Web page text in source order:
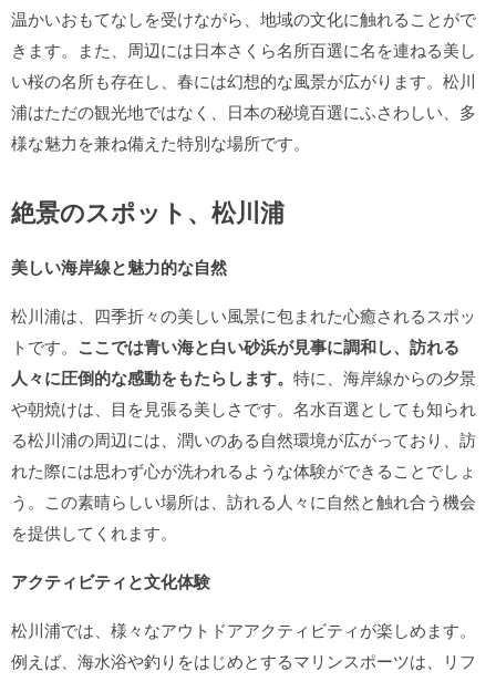
温かいおもてなしを受けながら、地域の文化に触れることがで
きます。また、周辺には日本さくら名所百選に名を連ねる美し
い桜の名所も存在し、春には幻想的な風景が広がります。松川
浦はただの観光地ではなく、日本の秘境百選にふさわしい、多
様な魅力を兼ね備えた特別な場所です。
絶景のスポット、松川浦
美しい海岸線と魅力的な自然
松川浦は、四季折々の美しい風景に包まれた心癒されるスポッ
トです。 ここでは青い海と白い砂浜が見事に調和し、訪れる
人々に圧倒的な感動をもたらします。 特に、海岸線からの夕景
や朝焼けは、目を見張る美しさです。名水百選としても知られ
る松川浦の周辺には、潤いのある自然環境が広がっており、訪
れた際には思わず心が洗われるような体験ができることでしょ
う。この素晴らしい場所は、訪れる人々に自然と触れ合う機会
を提供してくれます。
アクティビティと文化体験
松川浦では、様々なアウトドアアクティビティが楽しめます。
例えば、海水浴や釣りをはじめとするマリンスポーツは、リフ